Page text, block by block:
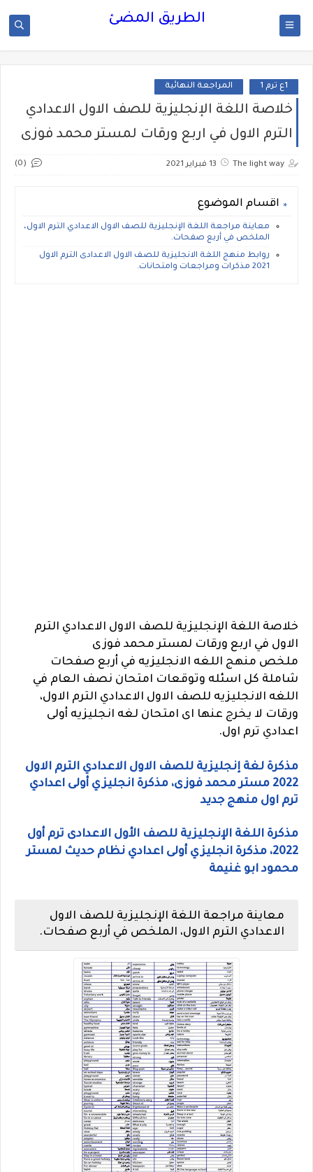
الطريق المضئ
1ع ترم 1 المراجعة النهائية
خلاصة اللغة الإنجليزية للصف الاول الاعدادي
الترم الاول في اربع ورقات لمستر محمد فوزى
The light way 13 فبراير 2021 (0)
اقسام الموضوع
معاينة مراجعة اللغة الإنجليزية للصف الاول الاعدادي الترم الاول،
الملخص في أربع صفحات.
روابط منهج اللغة الانجليزية للصف الاول الاعدادى الترم الاول
2021 مذكرات ومراجعات وامتحانات.
خلاصة اللغة الإنجليزية للصف الاول الاعدادي الترم
الاول في اربع ورقات لمستر محمد فوزى
ملخص منهج اللغه الانجليزيه في أربع صفحات
شاملة كل اسئله وتوقعات امتحان نصف العام في
اللغه الانجليزيه للصف الاول الاعدادي الترم الاول،
ورقات لا يخرج عنها اى امتحان لغه انجليزيه أولى
اعدادي ترم اول.
مذكرة لغة إنجليزية للصف الاول الاعدادي الترم الاول
2022 مستر محمد فوزى، مذكرة انجليزي أولى اعدادي
ترم اول منهج جديد
مذكرة اللغة الإنجليزية للصف الأول الاعدادى ترم أول
2022، مذكرة انجليزي أولى اعدادي نظام حديث لمستر
محمود ابو غنيمة
معاينة مراجعة اللغة الإنجليزية للصف الاول
الاعدادي الترم الاول، الملخص في أربع صفحات.